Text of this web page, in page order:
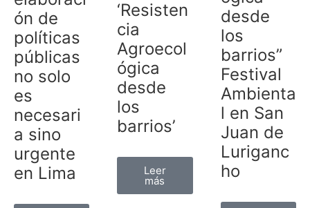
ón de
políticas
públicas
no solo
es
necesari
a sino
urgente
en Lima
‘Resisten
cia
Agroecol
ógica
desde
los
barrios’
Leer
más
desde
los
barrios”
Festival
Ambienta
l en San
Juan de
Luriganc
ho